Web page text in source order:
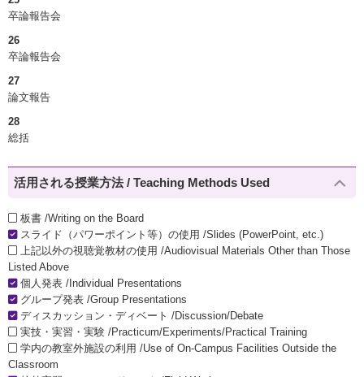
卒論報告会
26
卒論報告会
27
論文報告
28
総括
活用される授業方法 / Teaching Methods Used
板書 /Writing on the Board
スライド（パワーポイント等）の使用 /Slides (PowerPoint, etc.)
上記以外の視聴覚教材の使用 /Audiovisual Materials Other than Those
Listed Above
個人発表 /Individual Presentations
グループ発表 /Group Presentations
ディスカッション・ディベート /Discussion/Debate
実技・実習・実験 /Practicum/Experiments/Practical Training
学内の教室外施設の利用 /Use of On-Campus Facilities Outside the
Classroom